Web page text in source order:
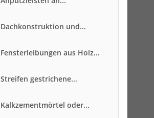
Dachkonstruktion und...
Fensterleibungen aus Holz...
Streifen gestrichene...
Kalkzementmörtel oder...